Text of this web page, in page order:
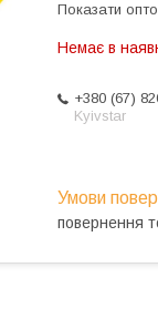
Показати
Немає в
+380 (67)
Kyivstar
повернення